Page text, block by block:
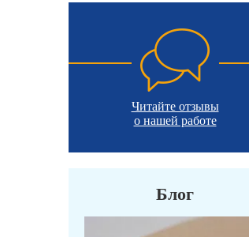
Читайте отзывы
о нашей работе
Блог